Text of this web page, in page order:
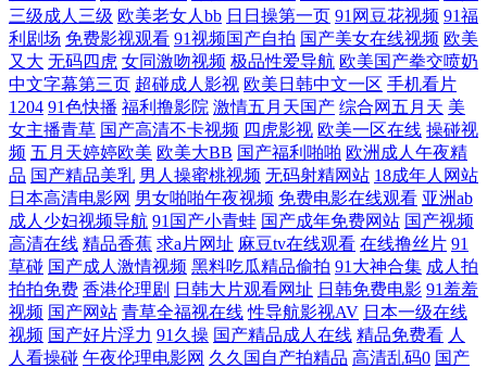
三级成人三级 欧美老女人bb 日日操第一页 91网豆花视频 91福
利剧场 免费影视观看 91视频国产自拍 国产美女在线视频 欧美
又大 无码四虎 女同激吻视频 极品性爱导航 欧美国产拳交喷奶
中文字幕第三页 超碰成人影视 欧美日韩中文一区 手机看片
1204 91色快播 福利撸影院 激情五月天国产 综合网五月天 美
女主播青草 国产高清不卡视频 四虎影视 欧美一区在线 操碰视
频 五月天婷婷欧美 欧美大BB 国产福利啪啪 欧洲成人午夜精
品 国产精品美乳 男人操蜜桃视频 无码射精网站 18成年人网站
日本高清电影网 男女啪啪午夜视频 免费电影在线观看 亚洲ab
成人少妇视频导航 91国产小青蛙 国产成年免费网站 国产视频
高清在线 精品香蕉 求a片网址 麻豆tv在线观看 在线撸丝片 91
草碰 国产成人激情视频 黑料吃瓜精品偷拍 91大神合集 成人拍
拍拍免费 香港伦理剧 日韩大片观看网址 日韩免费电影 91羞羞
视频 国产网站 青草全福视在线 性导航影视AV 日本一级在线
视频 国产好片浮力 91久操 国产精品成人在线 精品免费看 人
人看操碰 午夜伦理电影网 久久国自产拍精品 高清乱码0 国产